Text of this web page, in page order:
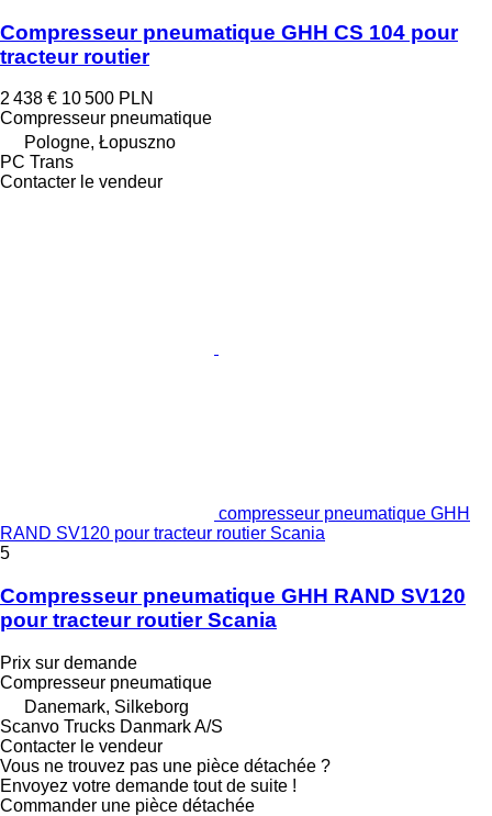
Compresseur pneumatique GHH CS 104 pour
tracteur routier
2 438 € 10 500 PLN
Compresseur pneumatique
Pologne, Łopuszno
PC Trans
Contacter le vendeur
compresseur pneumatique GHH
RAND SV120 pour tracteur routier Scania
5
Compresseur pneumatique GHH RAND SV120
pour tracteur routier Scania
Prix sur demande
Compresseur pneumatique
Danemark, Silkeborg
Scanvo Trucks Danmark A/S
Contacter le vendeur
Vous ne trouvez pas une pièce détachée ?
Envoyez votre demande tout de suite !
Commander une pièce détachée